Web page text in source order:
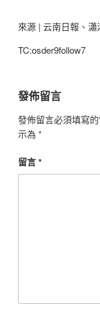
來源 | 云南日報、
TC:osder9follow7
發佈留言
發佈留言必須填寫
示為 *
留言*